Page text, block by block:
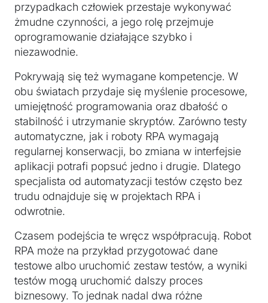
przypadkach człowiek przestaje wykonywać
żmudne czynności, a jego rolę przejmuje
oprogramowanie działające szybko i
niezawodnie.
Pokrywają się też wymagane kompetencje. W
obu światach przydaje się myślenie procesowe,
umiejętność programowania oraz dbałość o
stabilność i utrzymanie skryptów. Zarówno testy
automatyczne, jak i roboty RPA wymagają
regularnej konserwacji, bo zmiana w interfejsie
aplikacji potrafi popsuć jedno i drugie. Dlatego
specjalista od automatyzacji testów często bez
trudu odnajduje się w projektach RPA i
odwrotnie.
Czasem podejścia te wręcz współpracują. Robot
RPA może na przykład przygotować dane
testowe albo uruchomić zestaw testów, a wyniki
testów mogą uruchomić dalszy proces
biznesowy. To jednak nadal dwa różne